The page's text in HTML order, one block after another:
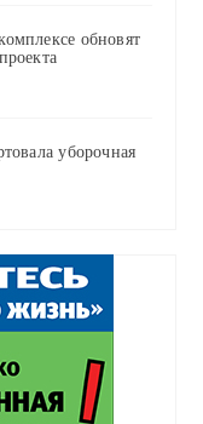
обновят
уборочная